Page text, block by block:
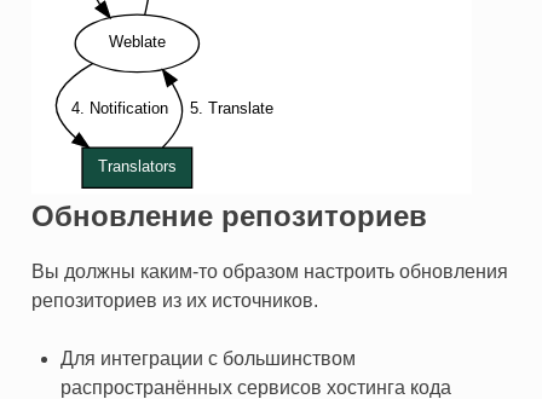
Обновление репозиториев
Вы должны каким-то образом настроить обновления
репозиториев из их источников.
Для интеграции с большинством
распространённых сервисов хостинга кода